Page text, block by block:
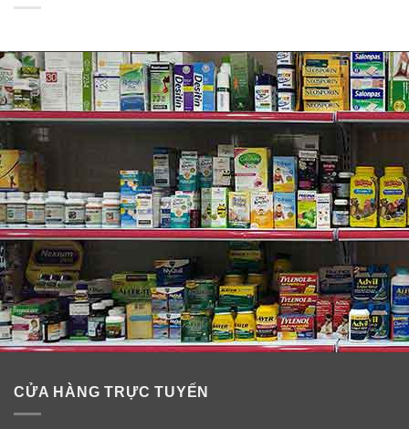
đã thử nghiệm hơn 100 người đàn ông trong độ tuổi từ
21-35. Họ được phân chia thành 2 nhóm, một nhóm
được cho ăn khoảng 70 g hạt óc chó mỗi ngày và một
nhóm không ăn óc chó. Kết quả sau 3 tháng cho thấy
chất lượng tinh được cải thiện ở nhóm có ăn thêm quả
óc chó. Trong quả óc chó có chứa nhiều omega-3 đóng
vai trò quan trọng với sự trưởng thành của tinh trùng.
CỬA HÀNG TRỰC TUYẾN